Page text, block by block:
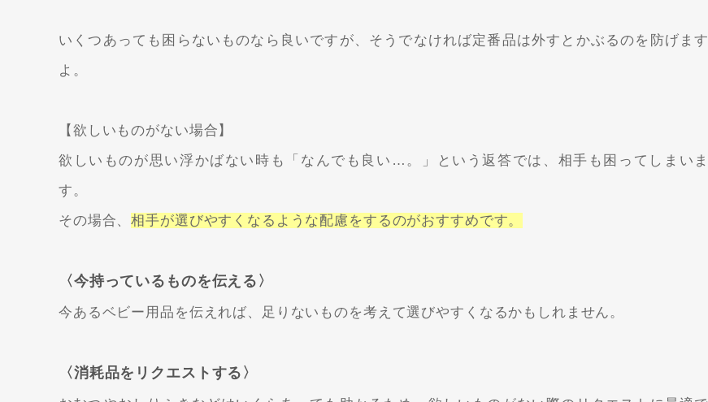
いくつあっても困らないものなら良いですが、そうでなければ定番品は外すとかぶるのを防げます
よ。
【欲しいものがない場合】
欲しいものが思い浮かばない時も「なんでも良い…。」という返答では、相手も困ってしまいま
す。
その場合、相手が選びやすくなるような配慮をするのがおすすめです。
〈今持っているものを伝える〉
今あるベビー用品を伝えれば、足りないものを考えて選びやすくなるかもしれません。
〈消耗品をリクエストする〉